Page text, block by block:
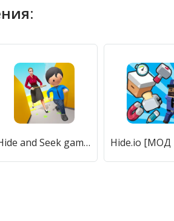
Hide and Seek game - Hide out (Хайд энд Сик игра) [МОД Меню] APK Android